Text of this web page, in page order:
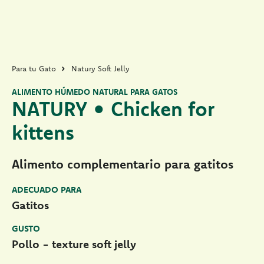
Para tu Gato Natury Soft Jelly
NATURY • Chicken for
kittens
ALIMENTO HÚMEDO NATURAL PARA GATOS
Alimento complementario para gatitos
ADECUADO PARA
Gatitos
GUSTO
Pollo - texture soft jelly